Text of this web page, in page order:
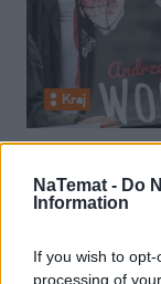
NaTemat - Do
Information
If you wish to
processing of
Kraj
25 września
"Uwolnić
miesięcy